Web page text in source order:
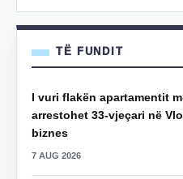
TË FUNDIT
I vuri flakën apartamentit
arrestohet 33-vjeçari në
biznes
7 AUG 2026